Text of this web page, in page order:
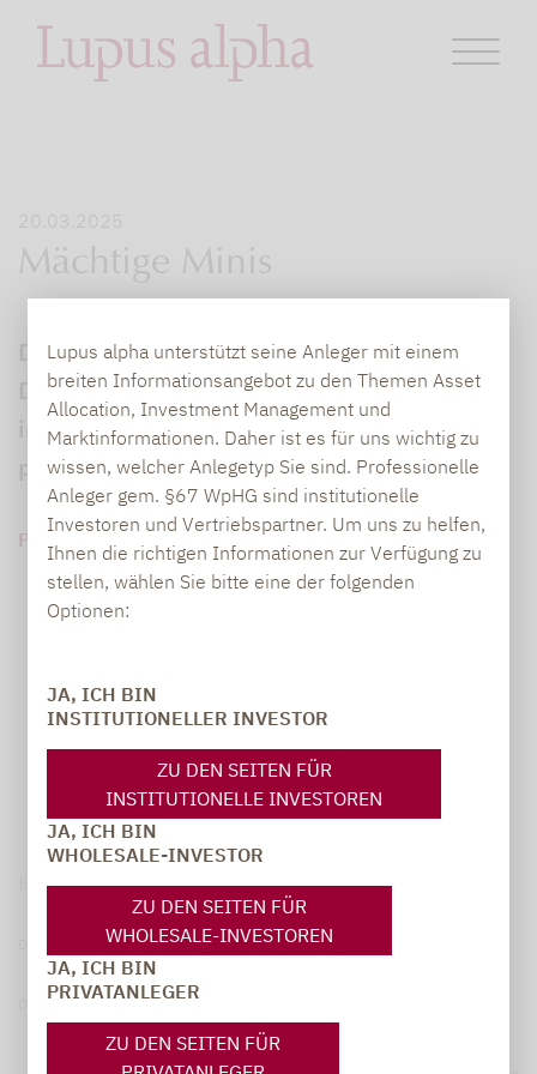
Lupus alpha unterstützt seine Anleger mit einem
breiten Informationsangebot zu den Themen Asset
Allocation, Investment Management und
Marktinformationen. Daher ist es für uns wichtig zu
wissen, welcher Anlegetyp Sie sind. Professionelle
Anleger gem. §67 WpHG sind institutionelle
Investoren und Vertriebspartner. Um uns zu helfen,
Ihnen die richtigen Informationen zur Verfügung zu
stellen, wählen Sie bitte eine der folgenden
Optionen:
JA, ICH BIN
INSTITUTIONELLER INVESTOR
ZU DEN SEITEN FÜR
INSTITUTIONELLE INVESTOREN
JA, ICH BIN
WHOLESALE-INVESTOR
ZU DEN SEITEN FÜR
WHOLESALE-INVESTOREN
JA, ICH BIN
PRIVATANLEGER
ZU DEN SEITEN FÜR
20.03.2025
Mächtige Minis
Die Sorge um die US-Konjunktur wächst.
Das macht europäische Aktien wieder
interessant. Vor allem kleine Werte könnten
profitieren
PDF HERUNTERLADEN (111 KB)
Impressum
Datenschutzerklärung
Datenschutzhinweise